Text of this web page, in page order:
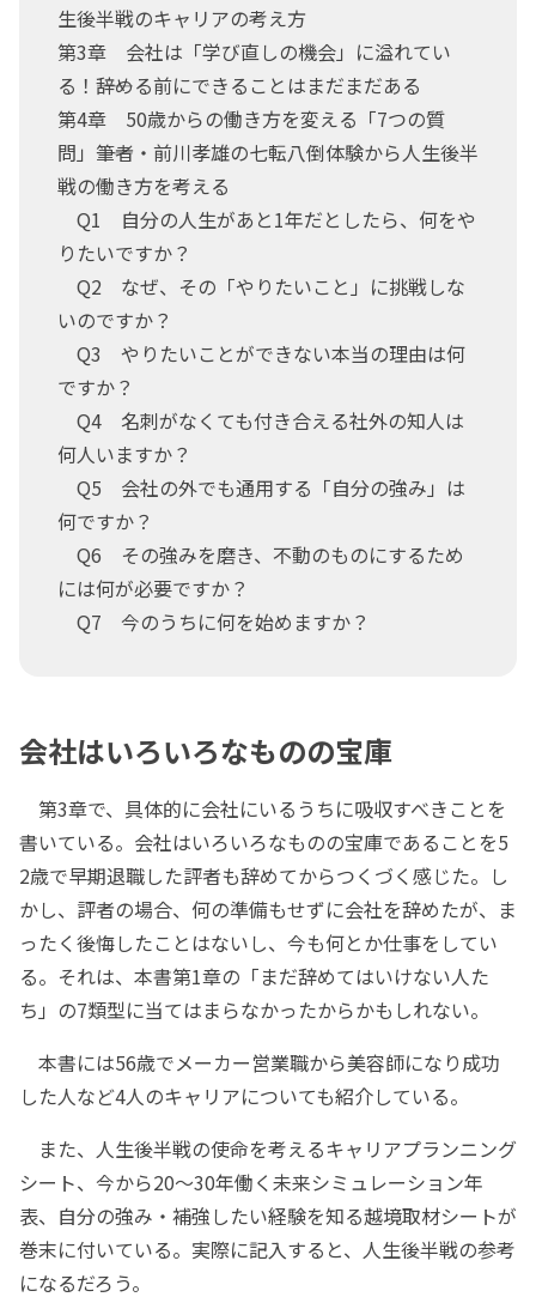
生後半戦のキャリアの考え方
第3章 会社は「学び直しの機会」に溢れてい
る！――辞める前にできることはまだまだある
第4章 50歳からの働き方を変える「7つの質
問」――筆者・前川孝雄の七転八倒体験から人生後半
戦の働き方を考える
Q1 自分の人生があと1年だとしたら、何をや
りたいですか？
Q2 なぜ、その「やりたいこと」に挑戦しな
いのですか？
Q3 やりたいことができない本当の理由は何
ですか？
Q4 名刺がなくても付き合える社外の知人は
何人いますか？
Q5 会社の外でも通用する「自分の強み」は
何ですか？
Q6 その強みを磨き、不動のものにするため
には何が必要ですか？
Q7 今のうちに何を始めますか？
会社はいろいろなものの宝庫
第3章で、具体的に会社にいるうちに吸収すべきことを
書いている。会社はいろいろなものの宝庫であることを5
2歳で早期退職した評者も辞めてからつくづく感じた。し
かし、評者の場合、何の準備もせずに会社を辞めたが、ま
ったく後悔したことはないし、今も何とか仕事をしてい
る。それは、本書第1章の「まだ辞めてはいけない人た
ち」の7類型に当てはまらなかったからかもしれない。
本書には56歳でメーカー営業職から美容師になり成功
した人など4人のキャリアについても紹介している。
また、人生後半戦の使命を考えるキャリアプランニング
シート、今から20～30年働く未来シミュレーション年
表、自分の強み・補強したい経験を知る越境取材シートが
巻末に付いている。実際に記入すると、人生後半戦の参考
になるだろう。